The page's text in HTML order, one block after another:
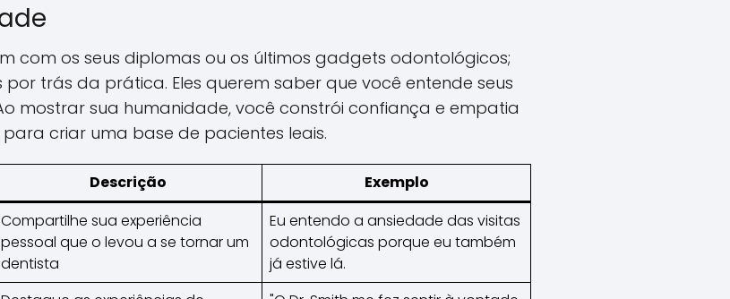
com os seus diplomas ou os últimos gadgets odontológicos;
trás da prática. Eles querem saber que você entende seus
mostrar sua humanidade, você constrói confiança e empatia
criar uma base de pacientes leais.
Descrição
Exemplo
Compartilhe sua experiência
pessoal que o levou a se tornar um
dentista
Eu entendo a ansiedade das visitas
odontológicas porque eu também
já estive lá.